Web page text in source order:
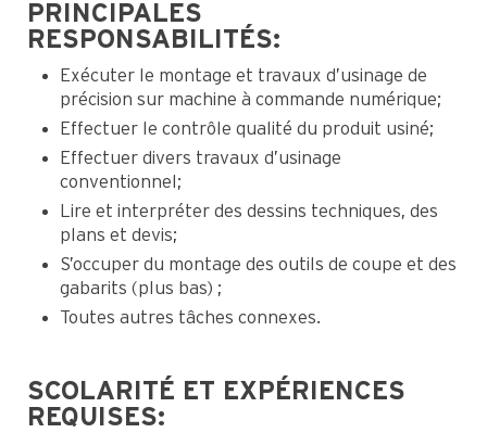
PRINCIPALES
RESPONSABILITÉS:
Exécuter le montage et travaux d’usinage de
précision sur machine à commande numérique;
Effectuer le contrôle qualité du produit usiné;
Effectuer divers travaux d’usinage
conventionnel;
Lire et interpréter des dessins techniques, des
plans et devis;
S’occuper du montage des outils de coupe et des
gabarits (plus bas) ;
Toutes autres tâches connexes.
SCOLARITÉ ET EXPÉRIENCES
REQUISES: